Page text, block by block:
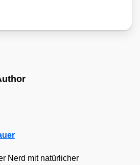
Nerd mit natürlicher